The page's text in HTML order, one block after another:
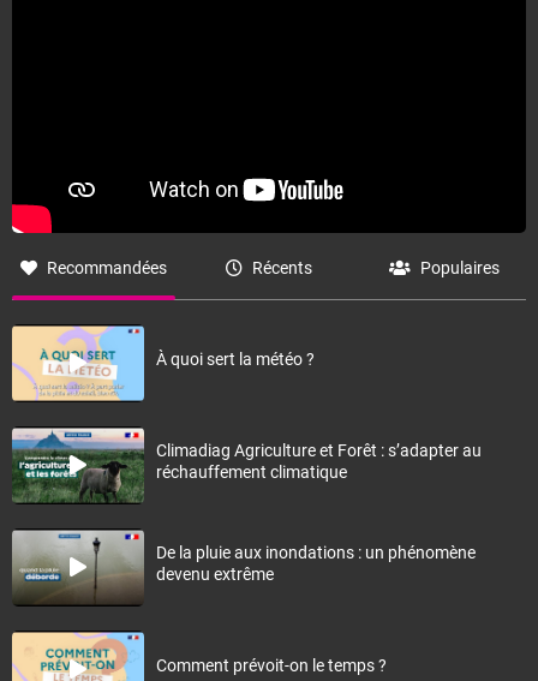
Recommandées Récents Populaires
À quoi sert la météo ?
Climadiag Agriculture et Forêt : s’adapter au
réchauffement climatique
De la pluie aux inondations : un phénomène
devenu extrême
Comment prévoit-on le temps ?